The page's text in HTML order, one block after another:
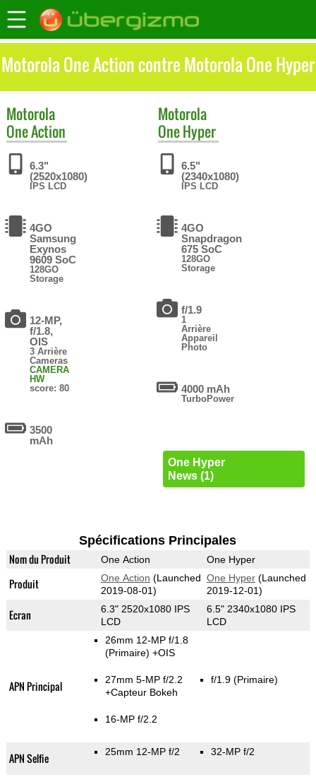
Motorola One Action contre Motorola One Hyper
Motorola
One Action
6.3"
(2520x1080)
IPS LCD
4GO
Samsung
Exynos
9609 SoC
128GO
Storage
12-MP,
f/1.8,
OIS
3 Arrière
Cameras
CAMERA
HW
score: 80
3500
mAh
Motorola
One Hyper
6.5"
(2340x1080)
IPS LCD
4GO
Snapdragon
675 SoC
128GO
Storage
f/1.9
1
Arrière
Appareil
Photo
4000 mAh
TurboPower
One Hyper
News (1)
Spécifications Principales
Nom du Produit One Action One Hyper
Produit One Action (Launched
2019-08-01)
One Hyper(Launched
2019-12-01)
Ecran
6.3" 2520x1080 IPS
LCD
6.5" 2340x1080 IPS
LCD
APN Principal
26mm 12-MP f/1.8
(Primaire) +OIS
27mm 5-MP f/2.2
+Capteur Bokeh
16-MP f/2.2
f/1.9 (Primaire)
APN Selfie 25mm 12-MP f/2 32-MP f/2